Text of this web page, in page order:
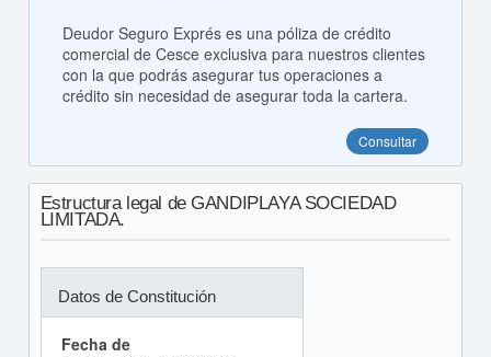
Deudor Seguro Exprés es una póliza de crédito
comercial de Cesce exclusiva para nuestros clientes
con la que podrás asegurar tus operaciones a
crédito sin necesidad de asegurar toda la cartera.
Consultar
Estructura legal de GANDIPLAYA SOCIEDAD
LIMITADA.
Datos de Constitución
Fecha de